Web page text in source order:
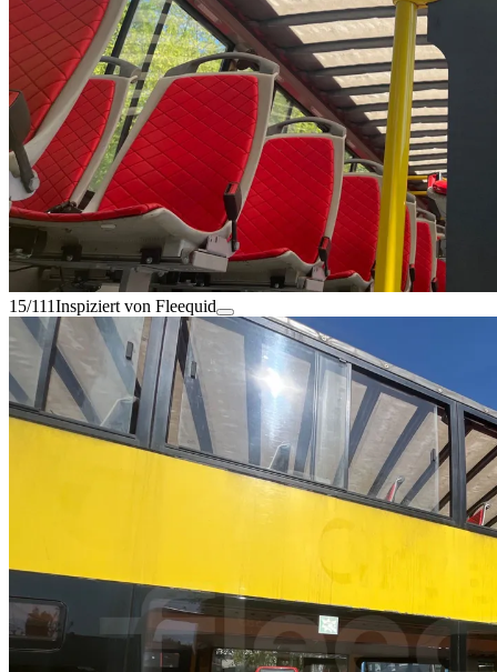
15/111Inspiziert von Fleequid